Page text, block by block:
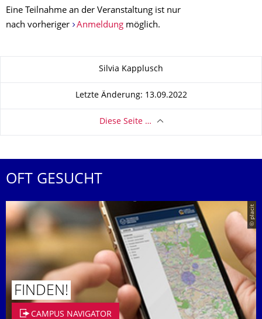
Eine Teilnahme an der Veranstaltung ist nur
nach vorheriger
Anmeldungmöglich.
Silvia Kapplusch
Letzte Änderung: 13.09.2022
Diese Seite …
OFT GESUCHT
© placit
FINDEN!
CAMPUS NAVIGATOR